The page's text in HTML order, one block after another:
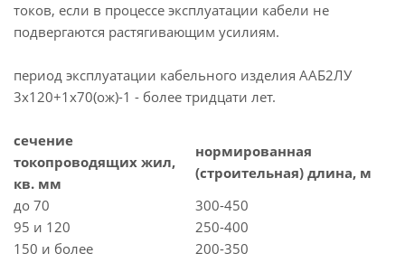
токов, если в процессе эксплуатации кабели не
подвергаются растягивающим усилиям.
период эксплуатации кабельного изделия ААБ2ЛУ
3х120+1х70(ож)-1 - более тридцати лет.
сечение
токопроводящих жил,
кв. мм
нормированная
(строительная) длина, м
до 70
300-450
95 и 120
250-400
150 и более
200-350